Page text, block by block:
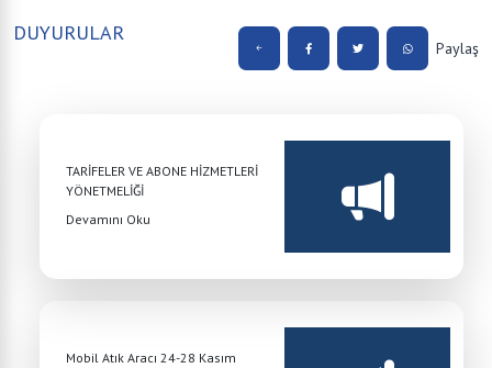
DUYURULAR
Paylaş
TARİFELER VE ABONE HİZMETLERİ
YÖNETMELİĞİ
Devamını Oku
Mobil Atık Aracı 24-28 Kasım